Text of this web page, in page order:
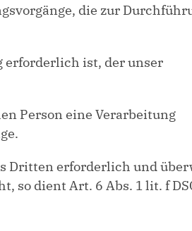
die zur
erforderlich ist, der unser
Person eine Verarbeitung
Dritten erforderlich und
so dient Art. 6 Abs. 1 lit. f